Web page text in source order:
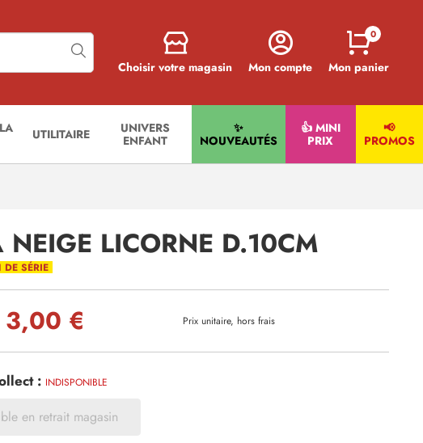
Choisir votre magasin Mon compte Mon panier
0
UTILITAIRE
UNIVERS
ENFANT
✨
NOUVEAUTÉS
👍 MINI
PRIX
📢
PROMOS
NEIGE LICORNE D.10CM
DE SÉRIE
3,00 € Prix unitaire, hors frais
: INDISPONIBLE
en retrait magasin